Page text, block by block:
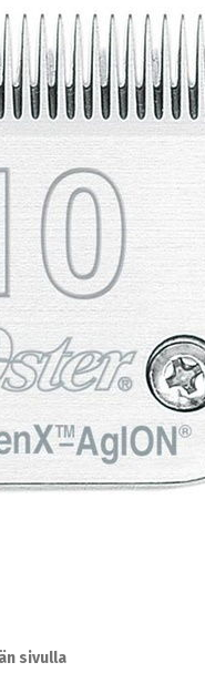
sivulla